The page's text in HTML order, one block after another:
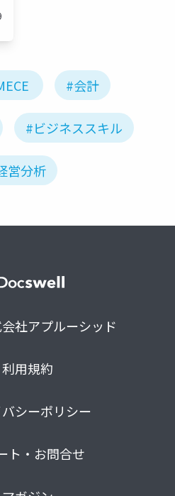
#会計
#ビジネススキル
営分析
社アプルーシッド
利用規約
シーポリシー
ト・お問合せ